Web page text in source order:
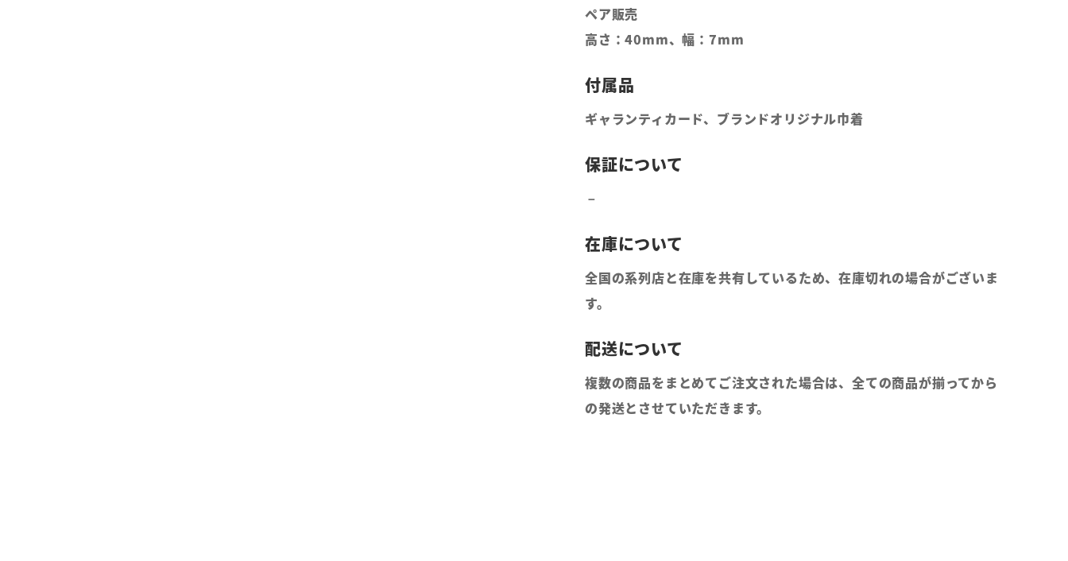
ペア販売
高さ：40mm、幅：7mm
ギャランティカード、ブランドオリジナル巾着
全国の系列店と在庫を共有しているため、在庫切れの場合がございま
す。
複数の商品をまとめてご注文された場合は、全ての商品が揃ってから
の発送とさせていただきます。